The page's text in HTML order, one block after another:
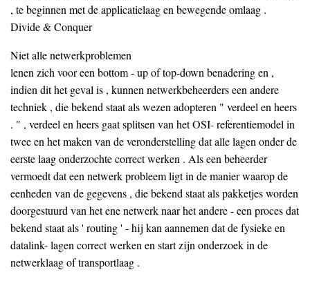
, te beginnen met de applicatielaag en bewegende omlaag .
Divide & Conquer
Niet alle netwerkproblemen
lenen zich voor een bottom - up of top-down benadering en ,
indien dit het geval is , kunnen netwerkbeheerders een andere
techniek , die bekend staat als wezen adopteren " verdeel en heers
. " , verdeel en heers gaat splitsen van het OSI- referentiemodel in
twee en het maken van de veronderstelling dat alle lagen onder de
eerste laag onderzochte correct werken . Als een beheerder
vermoedt dat een netwerk probleem ligt in de manier waarop de
eenheden van de gegevens , die bekend staat als pakketjes worden
doorgestuurd van het ene netwerk naar het andere - een proces dat
bekend staat als ' routing ' - hij kan aannemen dat de fysieke en
datalink- lagen correct werken en start zijn onderzoek in de
netwerklaag of transportlaag .